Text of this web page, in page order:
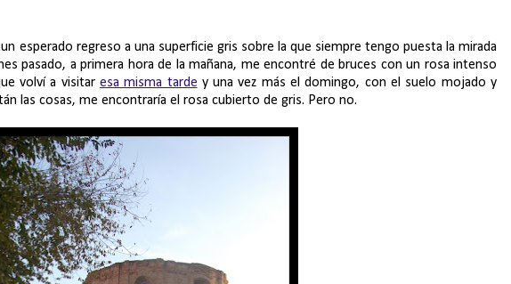
esperado regreso a una superficie gris sobre la que siempre tengo puesta la mirada
pasado, a primera hora de la mañana, me encontré de bruces con un rosa intenso
volví a visitar esa misma tarde y una vez más el domingo, con el suelo mojado y
las cosas, me encontraría el rosa cubierto de gris. Pero no.